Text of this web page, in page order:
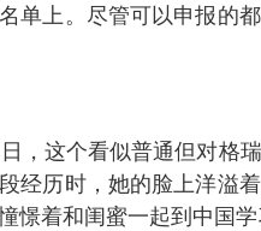
单上。尽管可以申报的
，这个看似普通但对格
经历时，她的脸上洋溢
憬着和闺蜜一起到中国